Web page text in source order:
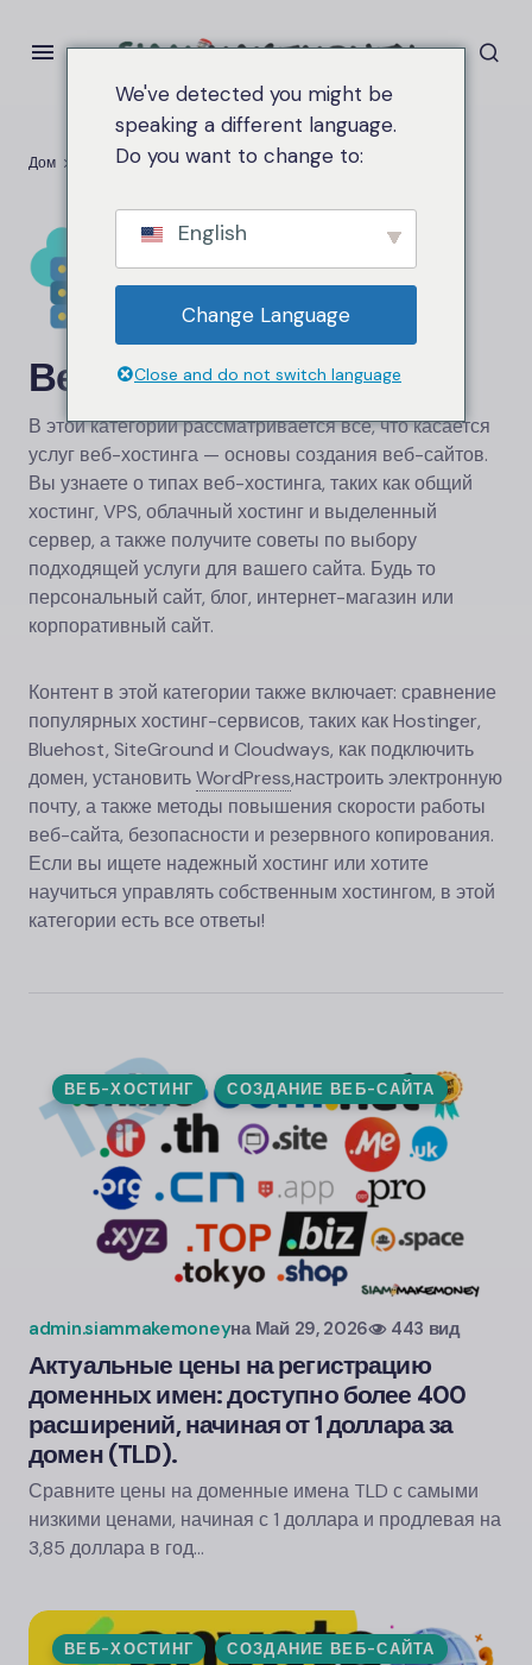
Дом Веб-хостинг
Веб-хостинг
В этой категории рассматривается все, что касается
услуг веб-хостинга — основы создания веб-сайтов.
Вы узнаете о типах веб-хостинга, таких как общий
хостинг, VPS, облачный хостинг и выделенный
сервер, а также получите советы по выбору
подходящей услуги для вашего сайта. Будь то
персональный сайт, блог, интернет-магазин или
корпоративный сайт.
Контент в этой категории также включает: сравнение
популярных хостинг-сервисов, таких как Hostinger,
Bluehost, SiteGround и Cloudways, как подключить
домен, установитьWordPress,настроить электронную
почту, а также методы повышения скорости работы
веб-сайта, безопасности и резервного копирования.
Если вы ищете надежный хостинг или хотите
научиться управлять собственным хостингом, в этой
категории есть все ответы!
ВЕБ-ХОСТИНГ СОЗДАНИЕ ВЕБ-САЙТА
admin.siammakemoneyна Май 29, 2026 443 вид
Актуальные цены на регистрацию
доменных имен: доступно более 400
расширений, начиная от 1 доллара за
домен (TLD).
Сравните цены на доменные имена TLD с самыми
низкими ценами, начиная с 1 доллара и продлевая на
3,85 доллара в год…
ВЕБ-ХОСТИНГ СОЗДАНИЕ ВЕБ-САЙТА
We've detected you might be
speaking a different language.
Do you want to change to:
English
Change Language
Close and do not switch language